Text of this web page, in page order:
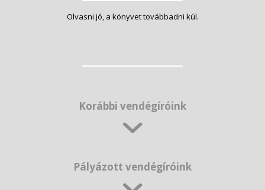
Olvasni jó, a könyvet továbbadni kúl.
Korábbi vendégíróink
Pályázott vendégíróink